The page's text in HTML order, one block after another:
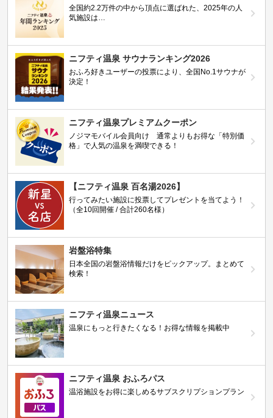
全国約2.2万件の中から頂点に選ばれた、2025年の人
気施設は…
ニフティ温泉 サウナランキング2026
おふろ好きユーザーの投票により、全国No.1サウナが
決定！
ニフティ温泉プレミアムクーポン
ノジマモバイル会員向け 通常よりもお得な「特別価
格」で人気の温泉を満喫できる！
【ニフティ温泉 百名湯2026】
行ってみたい施設に投票してプレゼントを当てよう！
（全10回開催 / 合計260名様）
岩盤浴特集
日本全国の岩盤浴情報だけをピックアップ。まとめて
検索！
ニフティ温泉ニュース
温泉にもっと行きたくなる！お得な情報を掲載中
ニフティ温泉 おふろパス
温浴施設をお得に楽しめるサブスクリプションプラン